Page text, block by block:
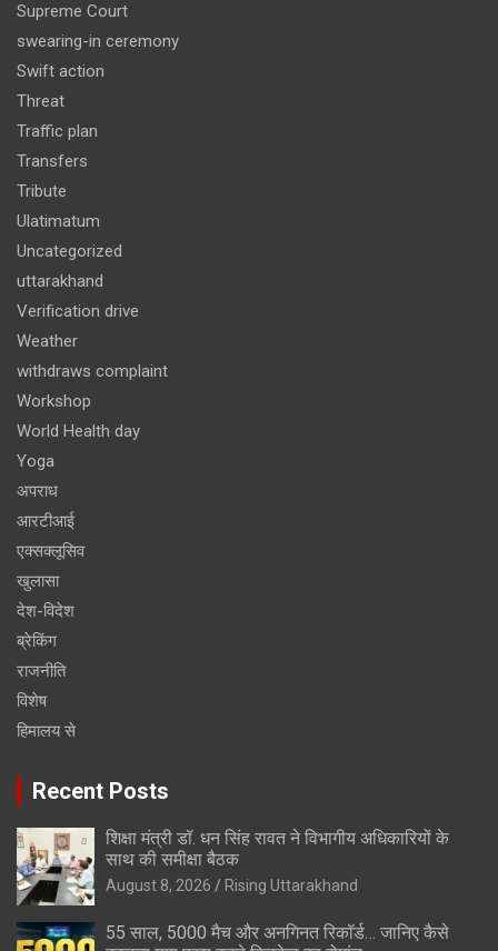
Supreme Court
swearing-in ceremony
Swift action
Threat
Traffic plan
Transfers
Tribute
Ulatimatum
Uncategorized
uttarakhand
Verification drive
Weather
withdraws complaint
Workshop
World Health day
Yoga
अपराध
आरटीआई
एक्सक्लूसिव
खुलासा
देश-विदेश
ब्रेकिंग
राजनीति
विशेष
हिमालय से
Recent Posts
शिक्षा मंत्री डॉ. धन सिंह रावत ने विभागीय अधिकारियों के
साथ की समीक्षा बैठक
August 8, 2026 Rising Uttarakhand
55 साल, 5000 मैच और अनगिनत रिकॉर्ड… जानिए कैसे